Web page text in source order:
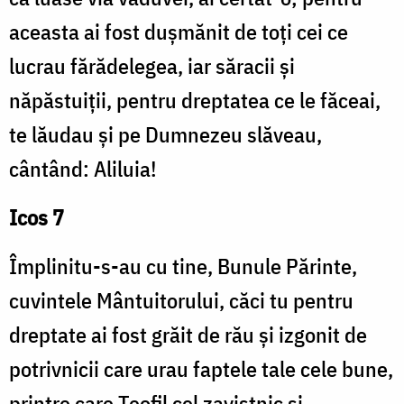
aceasta ai fost dușmănit de toți cei ce
lucrau fărădelegea, iar săracii și
năpăstuiții, pentru dreptatea ce le făceai,
te lăudau și pe Dumnezeu slăveau,
cântând: Aliluia!
Icos 7
Împlinitu-s-au cu tine, Bunule Părinte,
cuvintele Mântuitorului, căci tu pentru
dreptate ai fost grăit de rău și izgonit de
potrivnicii care urau faptele tale cele bune,